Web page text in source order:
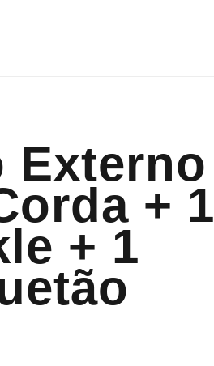
Externo
+ 1
+ 1